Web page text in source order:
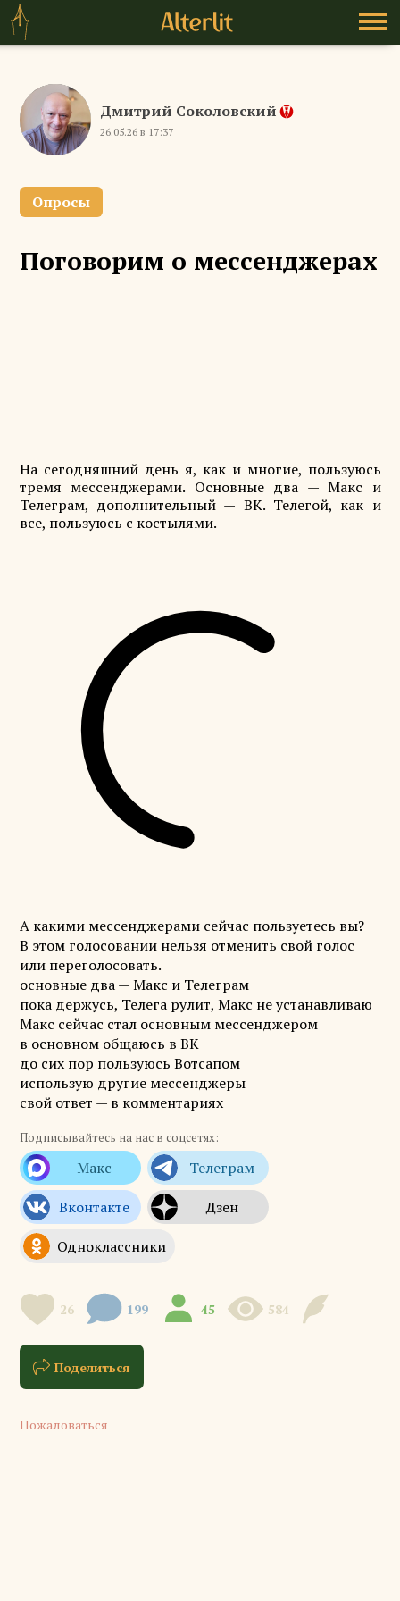
Дмитрий Соколовский
26.05.26 в 17:37
Опросы
Поговорим о мессенджерах
На сегодняшний день я, как и многие, пользуюсь
тремя мессенджерами. Основные два — Макс и
Телеграм, дополнительный — ВК. Телегой, как и
все, пользуюсь с костылями.
А какими мессенджерами сейчас пользуетесь вы?
В этом голосовании нельзя отменить свой голос
или переголосовать.
основные два — Макс и Телеграм
пока держусь, Телега рулит, Макс не устанавливаю
Макс сейчас стал основным мессенджером
в основном общаюсь в ВК
до сих пор пользуюсь Вотсапом
использую другие мессенджеры
свой ответ — в комментариях
Подписывайтесь на нас в соцсетях:
26 199 45 584
Поделиться
Пожаловаться